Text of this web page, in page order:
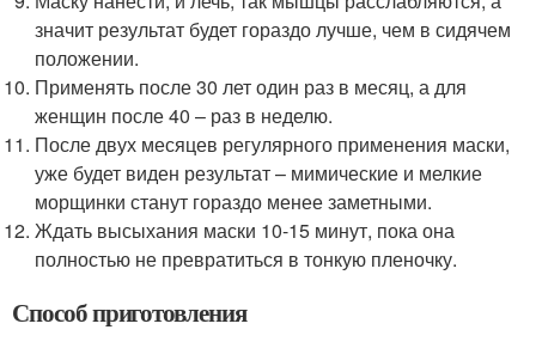
значит результат будет гораздо лучше, чем в сидячем
положении.
Применять после 30 лет один раз в месяц, а для
женщин после 40 – раз в неделю.
После двух месяцев регулярного применения маски,
уже будет виден результат – мимические и мелкие
морщинки станут гораздо менее заметными.
Ждать высыхания маски 10-15 минут, пока она
полностью не превратиться в тонкую пленочку.
Способ приготовления